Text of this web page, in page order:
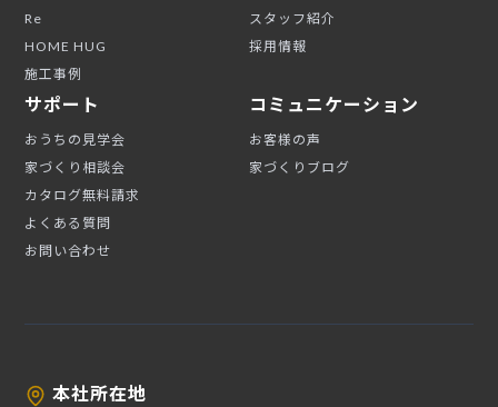
Re
HOME HUG
施工事例
スタッフ紹介
採用情報
サポート
おうちの見学会
家づくり相談会
カタログ無料請求
よくある質問
お問い合わせ
コミュニケーション
お客様の声
家づくりブログ
本社所在地